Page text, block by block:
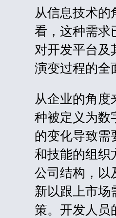
从信息技术的
看，这种需求
对开发平台及
演变过程的全
从企业的角度
种被定义为数
的变化导致需
和技能的组织
公司结构，以
新以跟上市场
策。开发人员